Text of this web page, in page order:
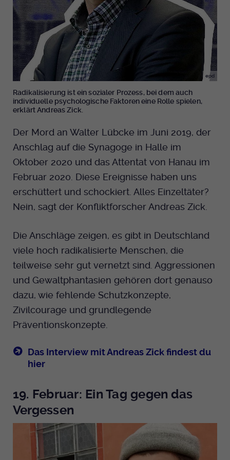
epd
Radikalisierung ist ein sozialer Prozess, bei dem auch
individuelle psychologische Faktoren eine Rolle spielen,
erklärt Andreas Zick.
Der Mord an Walter Lübcke im Juni 2019, der
Anschlag auf die Synagoge in Halle im
Oktober 2020 und das Attentat von Hanau im
Februar 2020. Diese Ereignisse haben uns
erschüttert und schockiert. Alles Einzeltäter?
Nein, sagt der Konfliktforscher Andreas Zick.
Die Anschläge zeigen, es gibt in Deutschland
viele hoch radikalisierte Menschen, die
teilweise sehr gut vernetzt sind. Aggressionen
und Gewaltphantasien gehören dort genauso
dazu, wie fehlende Schutzkonzepte,
Zivilcourage und grundlegende
Präventionskonzepte.
Das Interview mit Andreas Zick findest du
hier
19. Februar: Ein Tag gegen das
Vergessen
Anbieter EKHN
Laufzeit Ende der Sitzung
Zweck
PHP Daten Identifikator, der gesetzt wird
wenn die PHP session() Methode benutzt
wird.
Name uid
Anbieter EKHN
Laufzeit Ende der Sitzung
Notwendig zum sicheren Betrieb der
Webseite.
Anbieter EKHN
Laufzeit
Bei Ausahl nur essentieller Cookies wird
dieser Cookie am Ende der Sitzung
gelöscht. Ansonsten 1 Monat.
Einstellungen. Eine optionale Nummer
Versionsnummer an.
Name mtm_cookie_consent
Anbieter Medienhaus der EKHN GmbH
Laufzeit 1 Jahr
Speicherung der Cookie Constent
Einstellungen
Spotify
Giphy
TikTok